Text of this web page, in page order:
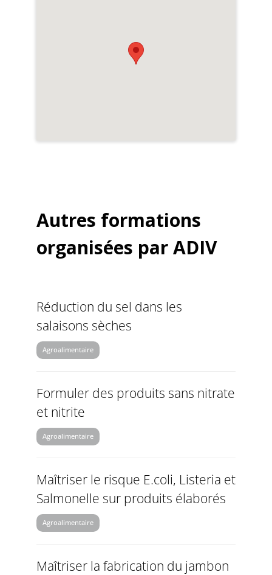
Autres formations
organisées par ADIV
Réduction du sel dans les
salaisons sèches
Agroalimentaire
Formuler des produits sans nitrate
et nitrite
Agroalimentaire
Maîtriser le risque E.coli, Listeria et
Salmonelle sur produits élaborés
Agroalimentaire
Maîtriser la fabrication du jambon